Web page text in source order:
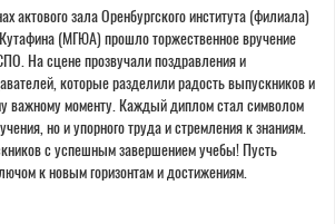
актового зала Оренбургского института (филиала)
(МГЮА) прошло торжественное вручение
На сцене прозвучали поздравления и
которые разделили радость выпускников и
важному моменту. Каждый диплом стал символом
но и упорного труда и стремления к знаниям.
с успешным завершением учебы! Пусть
к новым горизонтам и достижениям.